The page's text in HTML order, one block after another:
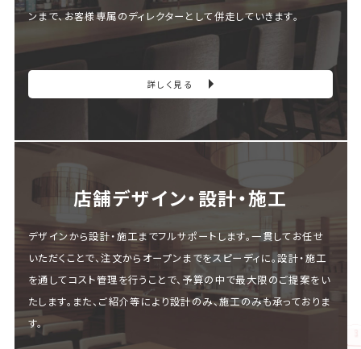
ンまで、お客様専属のディレクターとして併走していきます。
詳しく見る
店舗デザイン・設計・施⼯
デザインから設計・施工までフルサポートします。一貫してお任せ
いただくことで、注文からオープンまでをスピーディに。設計・施工
を通してコスト管理を行うことで、予算の中で最大限のご提案をい
たします。また、ご紹介等により設計のみ、施工のみも承っておりま
す。